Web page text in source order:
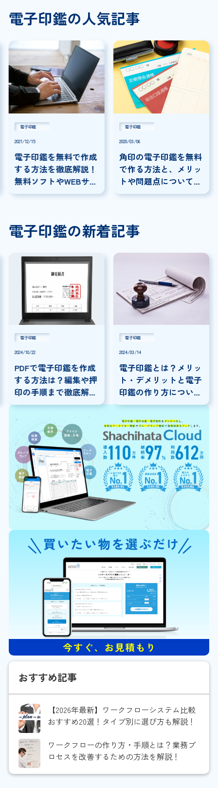
電子印鑑の人気記事
電子印鑑
2021/12/15
電子印鑑を無料で作成
する方法を徹底解説！
無料ソフトやWEBサイ
トを紹介！
電子印鑑
2020/03/06
角印の電子印鑑を無料
で作る方法と、メリッ
トや問題点について解
説
電子印鑑の新着記事
電子印鑑
2024/10/22
PDFで電子印鑑を作成
する方法は？編集や押
印の手順まで徹底解
説！PDFに電子印鑑を
押印する方法とは？
電子印鑑
2024/03/14
電子印鑑とは？メリッ
ト・デメリットと電子
印鑑の作り方について
解説！
おすすめ記事
【2026年最新】ワークフローシステム比較
おすすめ20選！タイプ別に選び方も解説！
ワークフローの作り方・手順とは？業務プ
ロセスを改善するための方法を解説！